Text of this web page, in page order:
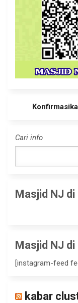
Cari info
Masjid NJ
Masjid NJ
[instagram-feed
kabar